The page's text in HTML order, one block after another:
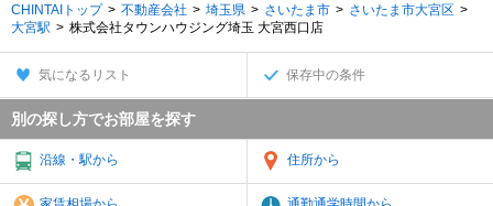
CHINTAIトップ
不動産会社 埼玉県 さいたま市
さいたま市大宮区
大宮駅
株式会社タウンハウジング埼玉 大宮西口店
気になるリスト 保存中の条件
別の探し方でお部屋を探す
沿線・駅から 住所から